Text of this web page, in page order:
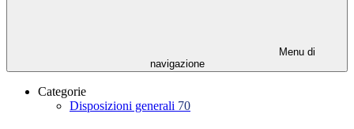
Menu di
navigazione
Categorie
Disposizioni generali 70